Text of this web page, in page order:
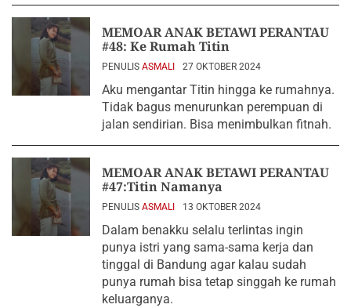
MEMOAR ANAK BETAWI PERANTAU
#48: Ke Rumah Titin
PENULIS ASMALI 27 OKTOBER 2024
Aku mengantar Titin hingga ke rumahnya.
Tidak bagus menurunkan perempuan di
jalan sendirian. Bisa menimbulkan fitnah.
MEMOAR ANAK BETAWI PERANTAU
#47:Titin Namanya
PENULIS ASMALI 13 OKTOBER 2024
Dalam benakku selalu terlintas ingin
punya istri yang sama-sama kerja dan
tinggal di Bandung agar kalau sudah
punya rumah bisa tetap singgah ke rumah
keluarganya.